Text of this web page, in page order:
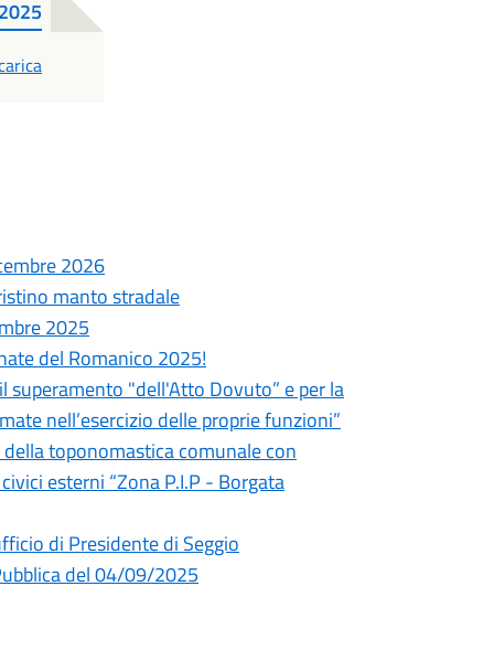
2026
manto stradale
2025
del Romanico 2025!
superamento "dell'Atto Dovuto” e per la
nell’esercizio delle proprie funzioni”
toponomastica comunale con
esterni “Zona P.I.P - Borgata
di Presidente di Seggio
del 04/09/2025